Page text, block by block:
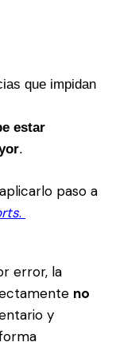
que impidan
estar
.
paso a
.
error, la
no
y